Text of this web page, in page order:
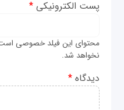
پست الکترونیکی*
محتوای این فیلد خصوصی
نخواهد شد.
دیدگاه*